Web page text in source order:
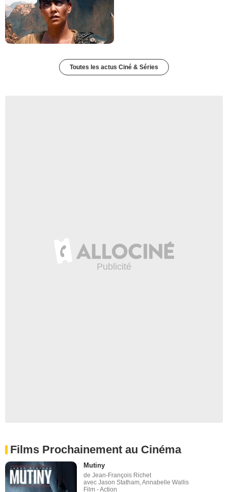
Toutes les actus Ciné & Séries
Films Prochainement au Cinéma
Mutiny
de Jean-François Richet
avec Jason Statham, Annabelle Wallis
Film - Action